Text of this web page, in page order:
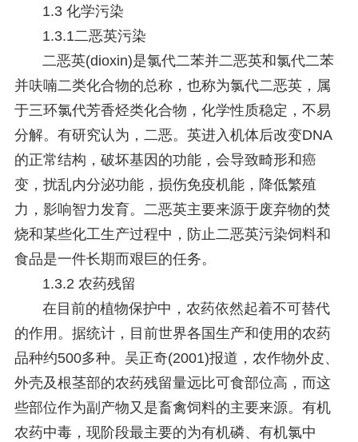
1.3 化学污染
1.3.1二恶英污染
二恶英(dioxin)是氯代二苯并二恶英和氯代二苯
并呋喃二类化合物的总称，也称为氯代二恶英，属
于三环氯代芳香烃类化合物，化学性质稳定，不易
分解。有研究认为，二恶。英进入机体后改变DNA
的正常结构，破坏基因的功能，会导致畸形和癌
变，扰乱内分泌功能，损伤免疫机能，降低繁殖
力，影响智力发育。二恶英主要来源于废弃物的焚
烧和某些化工生产过程中，防止二恶英污染饲料和
食品是一件长期而艰巨的任务。
1.3.2 农药残留
在目前的植物保护中，农药依然起着不可替代
的作用。据统计，目前世界各国生产和使用的农药
品种约500多种。吴正奇(2001)报道，农作物外皮、
外壳及根茎部的农药残留量远比可食部位高，而这
些部位作为副产物又是畜禽饲料的主要来源。有机
农药中毒，现阶段最主要的为有机磷、有机氯中